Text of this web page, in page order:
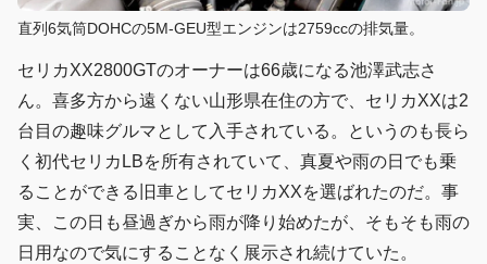
直列6気筒DOHCの5M-GEU型エンジンは2759ccの排気量。
セリカXX2800GTのオーナーは66歳になる池澤武志さ
ん。喜多方から遠くない山形県在住の方で、セリカXXは2
台目の趣味グルマとして入手されている。というのも長ら
く初代セリカLBを所有されていて、真夏や雨の日でも乗
ることができる旧車としてセリカXXを選ばれたのだ。事
実、この日も昼過ぎから雨が降り始めたが、そもそも雨の
日用なので気にすることなく展示され続けていた。